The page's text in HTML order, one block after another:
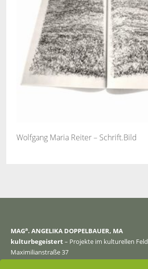
Wolfgang Maria Reiter – Schrift.Bild
MAGa. ANGELIKA DOPPELBAUER, MA
kulturbegeistert– Projekte im kulturellen Feld
Maximilianstraße 37